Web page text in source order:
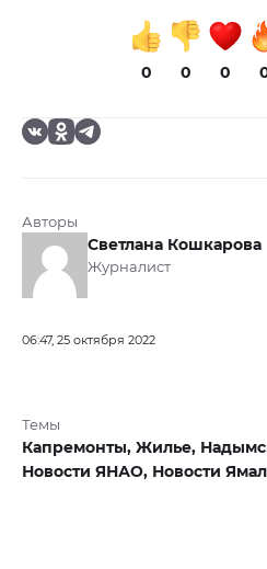
0 0 0
Авторы
Светлана Кошкарова
Журналист
06:47, 25 октября 2022
Темы
Капремонты, Жилье,
Новости ЯНАО, Новости